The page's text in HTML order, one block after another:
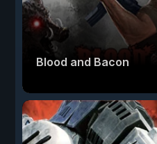
Blood and Bacon